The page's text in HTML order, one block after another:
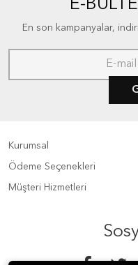
E-
En son kampanyalar,
Kurumsal
Ödeme Seçenekleri
Müşteri Hizmetleri